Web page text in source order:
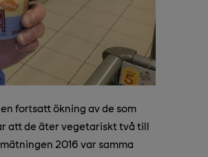
fortsatt ökning av de som
att de äter vegetariskt två till
2016 var samma